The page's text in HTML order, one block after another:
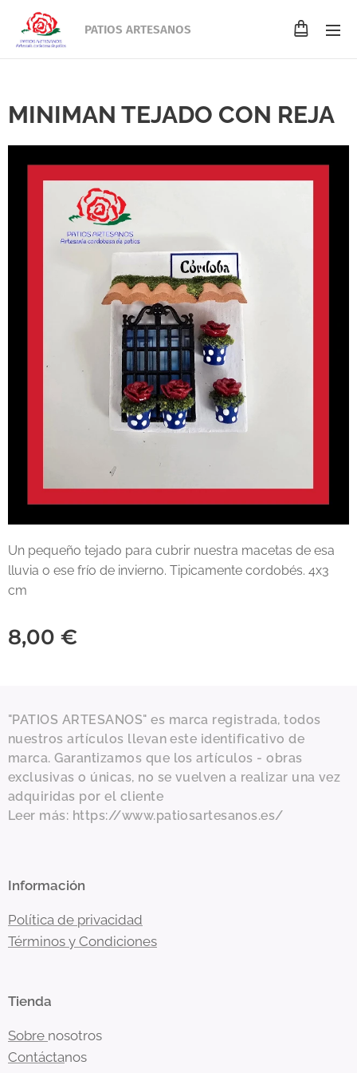
PATIOS ARTESANOS
MINIMAN TEJADO CON REJA
Un pequeño tejado para cubrir nuestra macetas de esa
lluvia o ese frío de invierno. Tipicamente cordobés. 4x3
cm
8,00 €
"PATIOS ARTESANOS" es marca registrada, todos
nuestros artículos llevan este identificativo de
marca. Garantizamos que los artículos - obras
exclusivas o únicas, no se vuelven a realizar una vez
adquiridas por el cliente
Leer más: https://www.patiosartesanos.es/
Información
Política de privacidad
Términos y Condiciones
Tienda
Sobre nosotros
Contáctanos